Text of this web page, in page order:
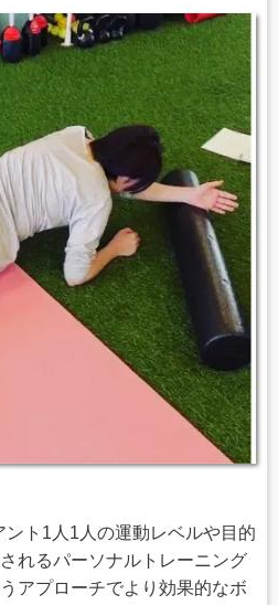
ト1人1人の運動レベルや目的
れるパーソナルトレーニング
アプローチでより効果的なボ